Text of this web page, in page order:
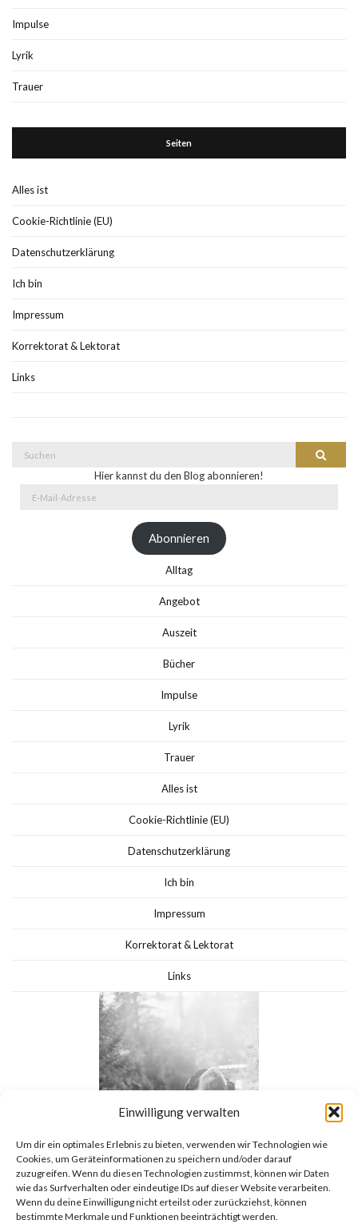
Einwilligung verwalten
Um dir ein optimales Erlebnis zu bieten, verwenden wir Technologien wie
Cookies, um Geräteinformationen zu speichern und/oder darauf
zuzugreifen. Wenn du diesen Technologien zustimmst, können wir Daten
wie das Surfverhalten oder eindeutige IDs auf dieser Website verarbeiten.
Wenn du deine Einwilligung nicht erteilst oder zurückziehst, können
bestimmte Merkmale und Funktionen beeinträchtigt werden.
Impulse
Lyrik
Trauer
Seiten
Alles ist
Cookie-Richtlinie (EU)
Datenschutzerklärung
Ich bin
Impressum
Korrektorat & Lektorat
Links
Suchen
Hier kannst du den Blog abonnieren!
Abonnieren
Alltag
Angebot
Auszeit
Bücher
Impulse
Lyrik
Trauer
Alles ist
Cookie-Richtlinie (EU)
Datenschutzerklärung
Ich bin
Impressum
Korrektorat & Lektorat
Links